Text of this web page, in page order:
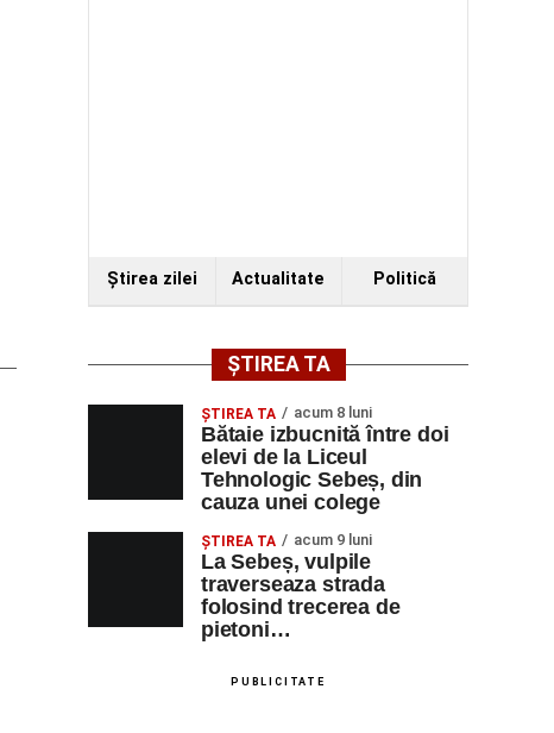
Ştirea zilei Actualitate Politică
ȘTIREA TA
ŞTIREA TA acum 8 luni
Bătaie izbucnită între doi
elevi de la Liceul
Tehnologic Sebeș, din
cauza unei colege
ŞTIREA TA acum 9 luni
La Sebeș, vulpile
traverseaza strada
folosind trecerea de
pietoni…
PUBLICITATE